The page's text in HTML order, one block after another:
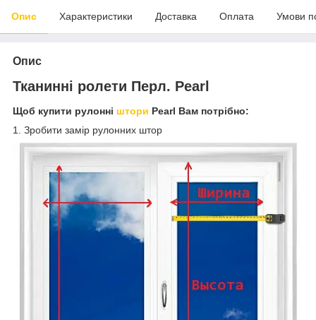
Опис Характеристики Доставка Оплата Умови
Опис
Тканинні ролети Перл. Pearl
Щоб купити рулонні штори Pearl Вам потрібно:
1. Зробити замір рулонних штор